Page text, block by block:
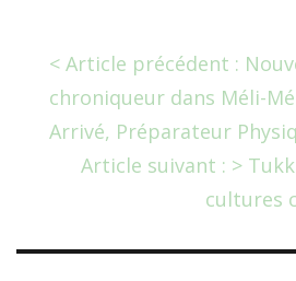
< Article précédent :
chroniqueur dans Méli-
Arrivé, Préparateur
Article suivant : >
cultures